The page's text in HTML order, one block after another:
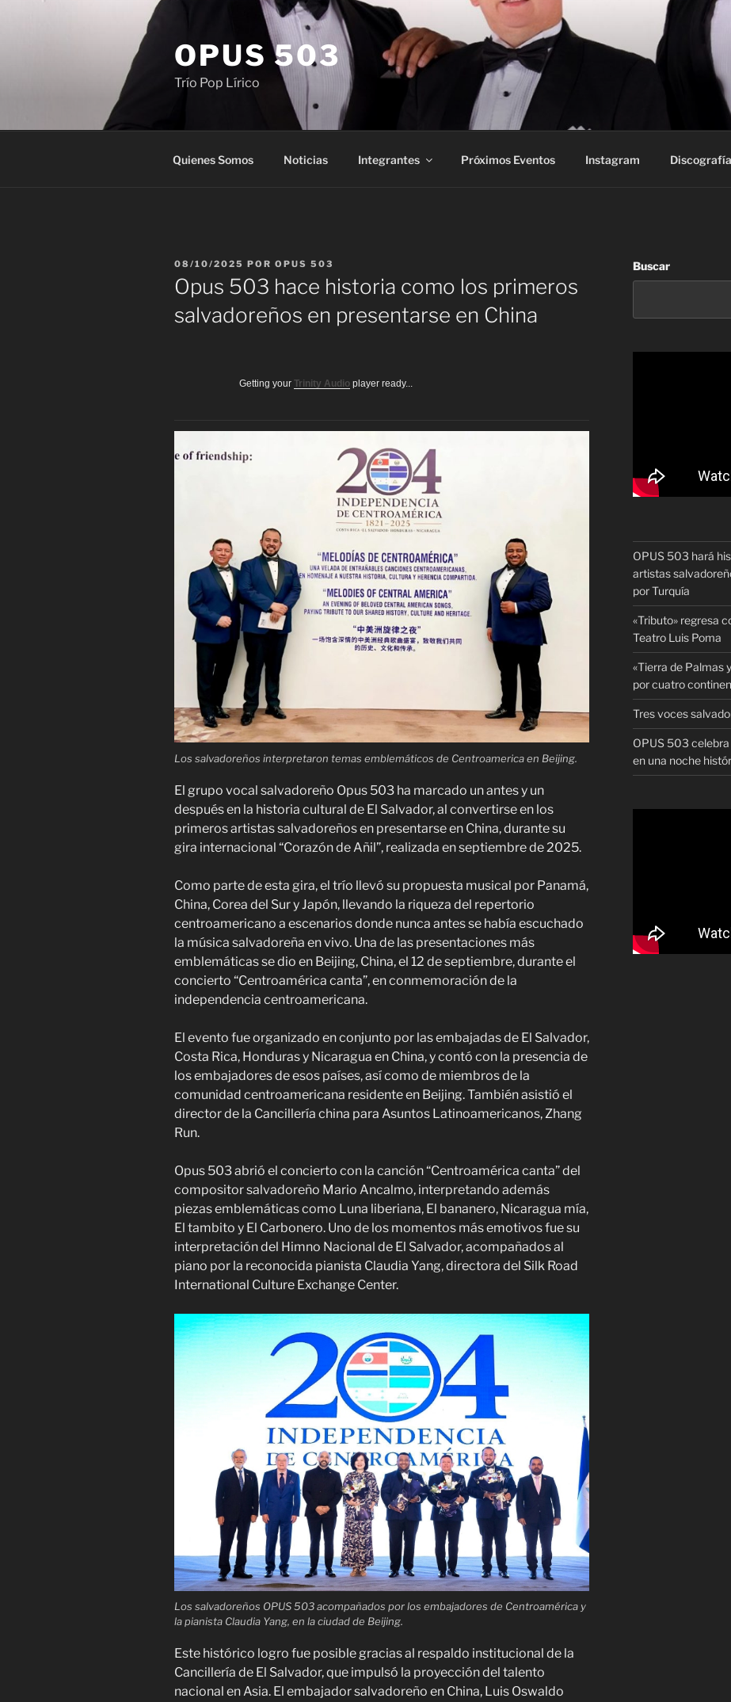
OPUS 503
Trío Pop Lírico
Quienes Somos Noticias Integrantes Próximos Eventos Instagram Discografía
PUBLICADO
EL
08/10/2025 POR OPUS 503
Opus 503 hace historia como los primeros
salvadoreños en presentarse en China
Getting your Trinity Audio player ready...
Los salvadoreños interpretaron temas emblemáticos de Centroamerica en Beijing.
El grupo vocal salvadoreño Opus 503 ha marcado un antes y un
después en la historia cultural de El Salvador, al convertirse en los
primeros artistas salvadoreños en presentarse en China, durante su
gira internacional “Corazón de Añil”, realizada en septiembre de 2025.
Como parte de esta gira, el trío llevó su propuesta musical por Panamá,
China, Corea del Sur y Japón, llevando la riqueza del repertorio
centroamericano a escenarios donde nunca antes se había escuchado
la música salvadoreña en vivo. Una de las presentaciones más
emblemáticas se dio en Beijing, China, el 12 de septiembre, durante el
concierto “Centroamérica canta”, en conmemoración de la
independencia centroamericana.
El evento fue organizado en conjunto por las embajadas de El Salvador,
Costa Rica, Honduras y Nicaragua en China, y contó con la presencia de
los embajadores de esos países, así como de miembros de la
comunidad centroamericana residente en Beijing. También asistió el
director de la Cancillería china para Asuntos Latinoamericanos, Zhang
Run.
Opus 503 abrió el concierto con la canción “Centroamérica canta” del
compositor salvadoreño Mario Ancalmo, interpretando además
piezas emblemáticas como Luna liberiana, El bananero, Nicaragua mía,
El tambito y El Carbonero. Uno de los momentos más emotivos fue su
interpretación del Himno Nacional de El Salvador, acompañados al
piano por la reconocida pianista Claudia Yang, directora del Silk Road
International Culture Exchange Center.
Los salvadoreños OPUS 503 acompañados por los embajadores de Centroamérica y
la pianista Claudia Yang, en la ciudad de Beijing.
Este histórico logro fue posible gracias al respaldo institucional de la
Cancillería de El Salvador, que impulsó la proyección del talento
nacional en Asia. El embajador salvadoreño en China, Luis Oswaldo
Buscar
OPUS 503 hará
artistas
por Turquía
«Tributo» regresa
Teatro Luis Poma
«Tierra de Palmas
por cuatro
Tres voces
OPUS 503
en una noche